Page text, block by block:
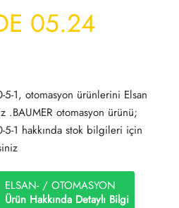
05.24
1, otomasyon ürünlerini Elsan
.BAUMER otomasyon ürünü;
1 hakkında stok bilgileri için
ELSAN- / OTOMASYON
Ürün Hakkında Detaylı Bilgi